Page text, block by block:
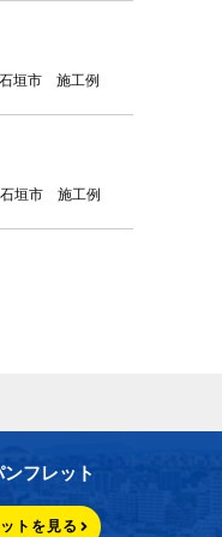
垣市 施工例
垣市 施工例
フレット
トを見る